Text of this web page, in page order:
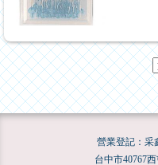
營業登記：采
台中市40767